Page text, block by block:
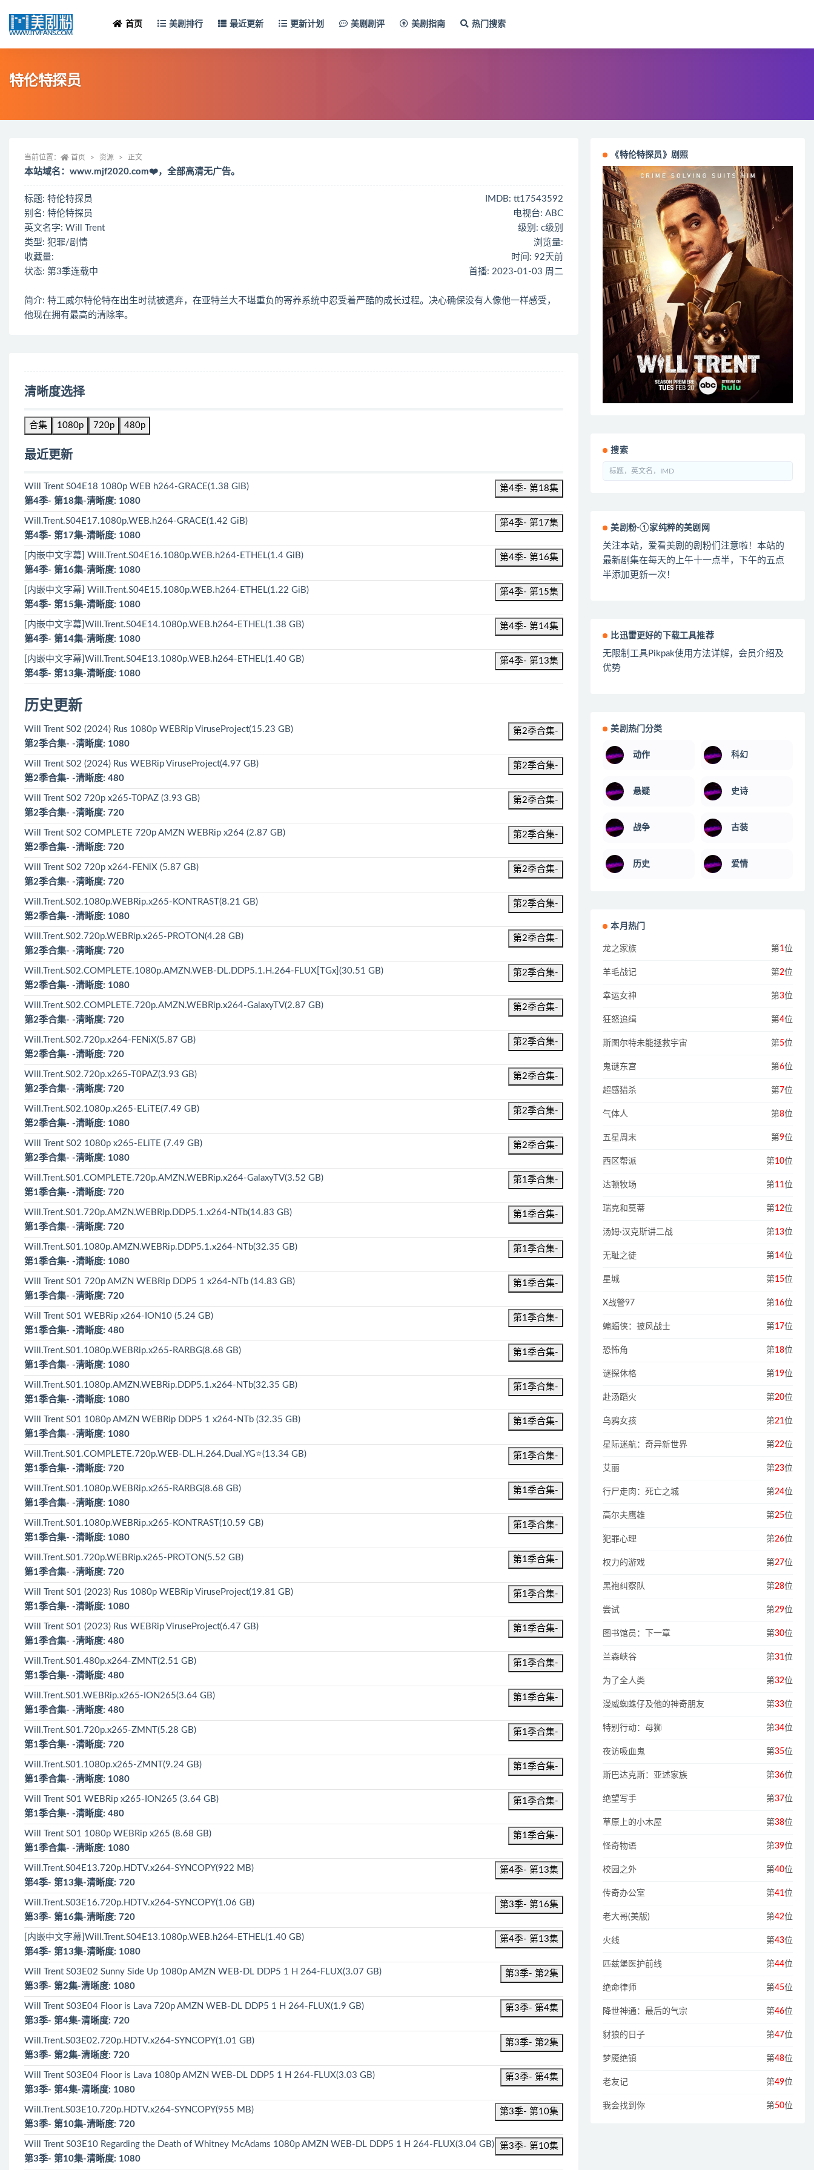
首页 美剧排行 最近更新 更新计划 美剧剧评 美剧指南 热门搜索
特伦特探员
当前位置： 首页 资源 正文
本站域名：www.mjf2020.com❤️，全部高清无广告。
标题: 特伦特探员
IMDB: tt17543592
别名: 特伦特探员
电视台: ABC
英文名字: Will Trent
级别: c级别
类型: 犯罪/剧情
浏览量:
收藏量:
时间: 92天前
状态: 第3季连载中
首播: 2023-01-03 周二
简介: 特工威尔特伦特在出生时就被遗弃，在亚特兰大不堪重负的寄养系统中忍受着严酷的成长过程。决心确保没有人像他一样感受，
他现在拥有最高的清除率。
清晰度选择
合集 1080p 720p 480p
最近更新
Will Trent S04E18 1080p WEB h264-GRACE(1.38 GiB)
第4季- 第18集
第4季- 第18集-清晰度: 1080
Will.Trent.S04E17.1080p.WEB.h264-GRACE(1.42 GiB)
第4季- 第17集
第4季- 第17集-清晰度: 1080
[内嵌中文字幕] Will.Trent.S04E16.1080p.WEB.h264-ETHEL(1.4 GiB)
第4季- 第16集
第4季- 第16集-清晰度: 1080
[内嵌中文字幕] Will.Trent.S04E15.1080p.WEB.h264-ETHEL(1.22 GiB)
第4季- 第15集
第4季- 第15集-清晰度: 1080
[内嵌中文字幕]Will.Trent.S04E14.1080p.WEB.h264-ETHEL(1.38 GB)
第4季- 第14集
第4季- 第14集-清晰度: 1080
[内嵌中文字幕]Will.Trent.S04E13.1080p.WEB.h264-ETHEL(1.40 GB)
第4季- 第13集
第4季- 第13集-清晰度: 1080
历史更新
Will Trent S02 (2024) Rus 1080р WEBRip ViruseProject(15.23 GB)
第2季合集-
第2季合集- -清晰度: 1080
Will Trent S02 (2024) Rus WEBRip ViruseProject(4.97 GB)
第2季合集-
第2季合集- -清晰度: 480
Will Trent S02 720p x265-T0PAZ (3.93 GB)
第2季合集-
第2季合集- -清晰度: 720
Will Trent S02 COMPLETE 720p AMZN WEBRip x264 (2.87 GB)
第2季合集-
第2季合集- -清晰度: 720
Will Trent S02 720p x264-FENiX (5.87 GB)
第2季合集-
第2季合集- -清晰度: 720
Will.Trent.S02.1080p.WEBRip.x265-KONTRAST(8.21 GB)
第2季合集-
第2季合集- -清晰度: 1080
Will.Trent.S02.720p.WEBRip.x265-PROTON(4.28 GB)
第2季合集-
第2季合集- -清晰度: 720
Will.Trent.S02.COMPLETE.1080p.AMZN.WEB-DL.DDP5.1.H.264-FLUX[TGx](30.51 GB)
第2季合集-
第2季合集- -清晰度: 1080
Will.Trent.S02.COMPLETE.720p.AMZN.WEBRip.x264-GalaxyTV(2.87 GB)
第2季合集-
第2季合集- -清晰度: 720
Will.Trent.S02.720p.x264-FENiX(5.87 GB)
第2季合集-
第2季合集- -清晰度: 720
Will.Trent.S02.720p.x265-T0PAZ(3.93 GB)
第2季合集-
第2季合集- -清晰度: 720
Will.Trent.S02.1080p.x265-ELiTE(7.49 GB)
第2季合集-
第2季合集- -清晰度: 1080
Will Trent S02 1080p x265-ELiTE (7.49 GB)
第2季合集-
第2季合集- -清晰度: 1080
Will.Trent.S01.COMPLETE.720p.AMZN.WEBRip.x264-GalaxyTV(3.52 GB)
第1季合集-
第1季合集- -清晰度: 720
Will.Trent.S01.720p.AMZN.WEBRip.DDP5.1.x264-NTb(14.83 GB)
第1季合集-
第1季合集- -清晰度: 720
Will.Trent.S01.1080p.AMZN.WEBRip.DDP5.1.x264-NTb(32.35 GB)
第1季合集-
第1季合集- -清晰度: 1080
Will Trent S01 720p AMZN WEBRip DDP5 1 x264-NTb (14.83 GB)
第1季合集-
第1季合集- -清晰度: 720
Will Trent S01 WEBRip x264-ION10 (5.24 GB)
第1季合集-
第1季合集- -清晰度: 480
Will.Trent.S01.1080p.WEBRip.x265-RARBG(8.68 GB)
第1季合集-
第1季合集- -清晰度: 1080
Will.Trent.S01.1080p.AMZN.WEBRip.DDP5.1.x264-NTb(32.35 GB)
第1季合集-
第1季合集- -清晰度: 1080
Will Trent S01 1080p AMZN WEBRip DDP5 1 x264-NTb (32.35 GB)
第1季合集-
第1季合集- -清晰度: 1080
Will.Trent.S01.COMPLETE.720p.WEB-DL.H.264.Dual.YG⭐(13.34 GB)
第1季合集-
第1季合集- -清晰度: 720
Will.Trent.S01.1080p.WEBRip.x265-RARBG(8.68 GB)
第1季合集-
第1季合集- -清晰度: 1080
Will.Trent.S01.1080p.WEBRip.x265-KONTRAST(10.59 GB)
第1季合集-
第1季合集- -清晰度: 1080
Will.Trent.S01.720p.WEBRip.x265-PROTON(5.52 GB)
第1季合集-
第1季合集- -清晰度: 720
Will Trent S01 (2023) Rus 1080р WEBRip ViruseProject(19.81 GB)
第1季合集-
第1季合集- -清晰度: 1080
Will Trent S01 (2023) Rus WEBRip ViruseProject(6.47 GB)
第1季合集-
第1季合集- -清晰度: 480
Will.Trent.S01.480p.x264-ZMNT(2.51 GB)
第1季合集-
第1季合集- -清晰度: 480
Will.Trent.S01.WEBRip.x265-ION265(3.64 GB)
第1季合集-
第1季合集- -清晰度: 480
Will.Trent.S01.720p.x265-ZMNT(5.28 GB)
第1季合集-
第1季合集- -清晰度: 720
Will.Trent.S01.1080p.x265-ZMNT(9.24 GB)
第1季合集-
第1季合集- -清晰度: 1080
Will Trent S01 WEBRip x265-ION265 (3.64 GB)
第1季合集-
第1季合集- -清晰度: 480
Will Trent S01 1080p WEBRip x265 (8.68 GB)
第1季合集-
第1季合集- -清晰度: 1080
Will.Trent.S04E13.720p.HDTV.x264-SYNCOPY(922 MB)
第4季- 第13集
第4季- 第13集-清晰度: 720
Will.Trent.S03E16.720p.HDTV.x264-SYNCOPY(1.06 GB)
第3季- 第16集
第3季- 第16集-清晰度: 720
[内嵌中文字幕]Will.Trent.S04E13.1080p.WEB.h264-ETHEL(1.40 GB)
第4季- 第13集
第4季- 第13集-清晰度: 1080
Will Trent S03E02 Sunny Side Up 1080p AMZN WEB-DL DDP5 1 H 264-FLUX(3.07 GB)
第3季- 第2集
第3季- 第2集-清晰度: 1080
Will Trent S03E04 Floor is Lava 720p AMZN WEB-DL DDP5 1 H 264-FLUX(1.9 GB)
第3季- 第4集
第3季- 第4集-清晰度: 720
Will.Trent.S03E02.720p.HDTV.x264-SYNCOPY(1.01 GB)
第3季- 第2集
第3季- 第2集-清晰度: 720
Will Trent S03E04 Floor is Lava 1080p AMZN WEB-DL DDP5 1 H 264-FLUX(3.03 GB)
第3季- 第4集
第3季- 第4集-清晰度: 1080
Will.Trent.S03E10.720p.HDTV.x264-SYNCOPY(955 MB)
第3季- 第10集
第3季- 第10集-清晰度: 720
Will Trent S03E10 Regarding the Death of Whitney McAdams 1080p AMZN WEB-DL DDP5 1 H 264-FLUX(3.04 GB)
第3季- 第10集
第3季- 第10集-清晰度: 1080
《特伦特探员》剧照
搜索
美剧粉-①家纯粹的美剧网
关注本站，爱看美剧的剧粉们注意啦！本站的
最新剧集在每天的上午十一点半，下午的五点
半添加更新一次！
比迅雷更好的下载工具推荐
无限制工具Pikpak使用方法详解，会员介绍及
优势
美剧热门分类
动作 科幻
悬疑 史诗
战争 古装
历史 爱情
本月热门
龙之家族 第1位
羊毛战记 第2位
幸运女神 第3位
狂怒追缉 第4位
斯图尔特未能拯救宇宙 第5位
鬼谜东宫 第6位
超感猎杀 第7位
气体人 第8位
五星周末 第9位
西区帮派 第10位
达顿牧场 第11位
瑞克和莫蒂 第12位
汤姆·汉克斯讲二战 第13位
无耻之徒 第14位
星城 第15位
X战警97 第16位
蝙蝠侠：披风战士 第17位
恐怖角 第18位
谜探休格 第19位
赴汤蹈火 第20位
乌鸦女孩 第21位
星际迷航：奇异新世界 第22位
艾丽 第23位
行尸走肉：死亡之城 第24位
高尔夫鹰雄 第25位
犯罪心理 第26位
权力的游戏 第27位
黑袍纠察队 第28位
尝试 第29位
图书馆员：下一章 第30位
兰森峡谷 第31位
为了全人类 第32位
漫威蜘蛛仔及他的神奇朋友 第33位
特别行动：母狮 第34位
夜访吸血鬼 第35位
斯巴达克斯：亚述家族 第36位
绝望写手 第37位
草原上的小木屋 第38位
怪奇物语 第39位
校园之外 第40位
传奇办公室 第41位
老大哥(美版) 第42位
火线 第43位
匹兹堡医护前线 第44位
绝命律师 第45位
降世神通：最后的气宗 第46位
豺狼的日子 第47位
梦魇绝镇 第48位
老友记 第49位
我会找到你 第50位